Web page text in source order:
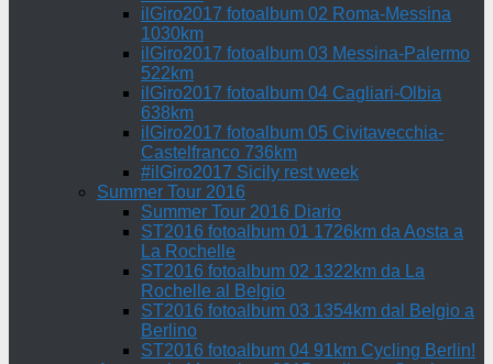
ilGiro2017 fotoalbum 02 Roma-Messina
1030km
ilGiro2017 fotoalbum 03 Messina-Palermo
522km
ilGiro2017 fotoalbum 04 Cagliari-Olbia
638km
ilGiro2017 fotoalbum 05 Civitavecchia-
Castelfranco 736km
#ilGiro2017 Sicily rest week
Summer Tour 2016
Summer Tour 2016 Diario
ST2016 fotoalbum 01 1726km da Aosta a
La Rochelle
ST2016 fotoalbum 02 1322km da La
Rochelle al Belgio
ST2016 fotoalbum 03 1354km dal Belgio a
Berlino
ST2016 fotoalbum 04 91km Cycling Berlin!